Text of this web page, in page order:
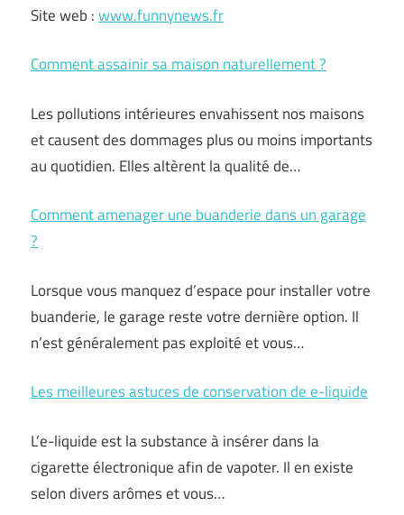
Site web :www.funnynews.fr
Comment assainir sa maison naturellement ?
Les pollutions intérieures envahissent nos maisons
et causent des dommages plus ou moins importants
au quotidien. Elles altèrent la qualité de…
Comment amenager une buanderie dans un garage
?
Lorsque vous manquez d’espace pour installer votre
buanderie, le garage reste votre dernière option. Il
n’est généralement pas exploité et vous…
Les meilleures astuces de conservation de e-liquide
L’e-liquide est la substance à insérer dans la
cigarette électronique afin de vapoter. Il en existe
selon divers arômes et vous…